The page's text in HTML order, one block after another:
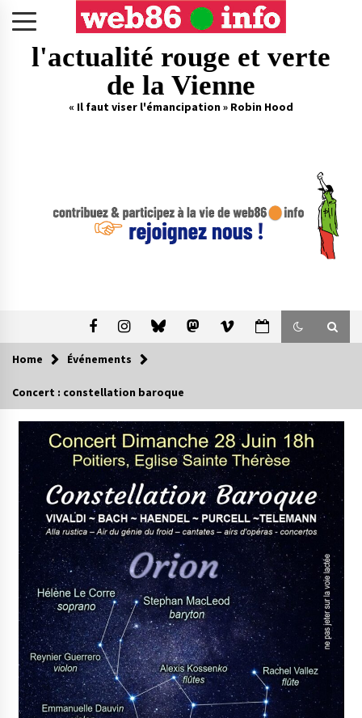
l'actualité rouge et verte
de la Vienne
« Il faut viser l'émancipation » Robin Hood
Home Événements
Concert : constellation baroque